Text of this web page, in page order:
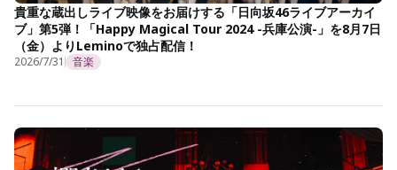
貴重な蔵出しライブ映像をお届けする「日向坂46ライブアーカイ
ブ」第5弾！「Happy Magical Tour 2024 -兵庫公演-」を8月7日
（金）よりLeminoで独占配信！
2026/7/31 音楽